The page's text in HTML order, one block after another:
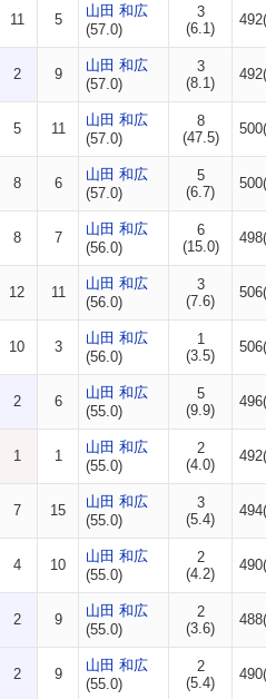
11 5
山田 和広
(57.0)
3
(6.1)
2 9
山田 和広
(57.0)
3
(8.1)
5 11
山田 和広
(57.0)
8
(47.5)
8 6
山田 和広
(57.0)
5
(6.7)
8 7
山田 和広
(56.0)
6
(15.0)
12 11
山田 和広
(56.0)
3
(7.6)
10 3
山田 和広
(56.0)
1
(3.5)
2 6
山田 和広
(55.0)
5
(9.9)
1 1
山田 和広
(55.0)
2
(4.0)
7 15
山田 和広
(55.0)
3
(5.4)
4 10
山田 和広
(55.0)
2
(4.2)
2 9
山田 和広
(55.0)
2
(3.6)
2 9
山田 和広
(55.0)
2
(5.4)